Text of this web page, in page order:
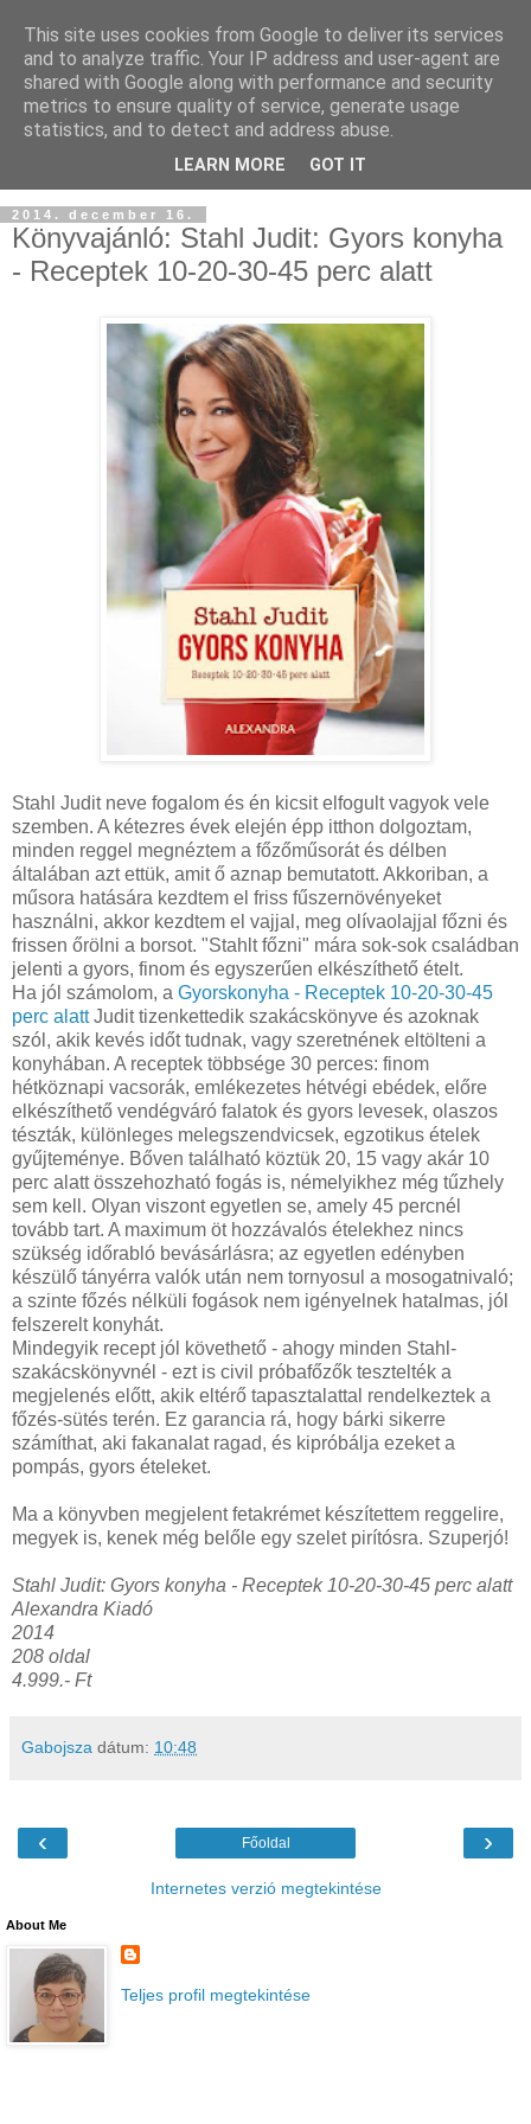
2014. december 16.
Könyvajánló: Stahl Judit: Gyors konyha
- Receptek 10-20-30-45 perc alatt
Stahl Judit neve fogalom és én kicsit elfogult vagyok vele
szemben. A kétezres évek elején épp itthon dolgoztam,
minden reggel megnéztem a főzőműsorát és délben
általában azt ettük, amit ő aznap bemutatott. Akkoriban, a
műsora hatására kezdtem el friss fűszernövényeket
használni, akkor kezdtem el vajjal, meg olívaolajjal főzni és
frissen őrölni a borsot. "Stahlt főzni" mára sok-sok családban
jelenti a gyors, finom és egyszerűen elkészíthető ételt.
Ha jól számolom, a Gyorskonyha - Receptek 10-20-30-45
perc alattJudit tizenkettedik szakácskönyve és azoknak
szól, akik kevés időt tudnak, vagy szeretnének eltölteni a
konyhában. A receptek többsége 30 perces: finom
hétköznapi vacsorák, emlékezetes hétvégi ebédek, előre
elkészíthető vendégváró falatok és gyors levesek, olaszos
tészták, különleges melegszendvicsek, egzotikus ételek
gyűjteménye. Bőven található köztük 20, 15 vagy akár 10
perc alatt összehozható fogás is, némelyikhez még tűzhely
sem kell. Olyan viszont egyetlen se, amely 45 percnél
tovább tart. A maximum öt hozzávalós ételekhez nincs
szükség időrabló bevásárlásra; az egyetlen edényben
készülő tányérra valók után nem tornyosul a mosogatnivaló;
a szinte főzés nélküli fogások nem igényelnek hatalmas, jól
felszerelt konyhát.
Mindegyik recept jól követhető - ahogy minden Stahl-
szakácskönyvnél - ezt is civil próbafőzők tesztelték a
megjelenés előtt, akik eltérő tapasztalattal rendelkeztek a
főzés-sütés terén. Ez garancia rá, hogy bárki sikerre
számíthat, aki fakanalat ragad, és kipróbálja ezeket a
pompás, gyors ételeket.
Ma a könyvben megjelent fetakrémet készítettem reggelire,
megyek is, kenek még belőle egy szelet pirítósra. Szuperjó!
Stahl Judit: Gyors konyha - Receptek 10-20-30-45 perc alatt
Alexandra Kiadó
2014
208 oldal
4.999.- Ft
Gabojsza dátum: 10:48
‹ ›
Főoldal
Internetes verzió megtekintése
About Me
Teljes profil megtekintése
This site uses cookies from Google to deliver its services
and to analyze traffic. Your IP address and user-agent are
shared with Google along with performance and security
metrics to ensure quality of service, generate usage
statistics, and to detect and address abuse.
LEARN MORE GOT IT